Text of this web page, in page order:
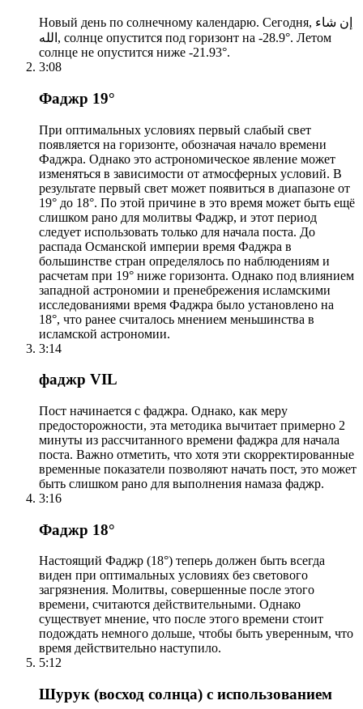
Новый день по солнечному календарю. Сегодня, إن شاء
الله, солнце опустится под горизонт на -28.9°. Летом
солнце не опустится ниже -21.93°.
3:08
Фаджр 19°
При оптимальных условиях первый слабый свет
появляется на горизонте, обозначая начало времени
Фаджра. Однако это астрономическое явление может
изменяться в зависимости от атмосферных условий. В
результате первый свет может появиться в диапазоне от
19° до 18°. По этой причине в это время может быть ещё
слишком рано для молитвы Фаджр, и этот период
следует использовать только для начала поста. До
распада Османской империи время Фаджра в
большинстве стран определялось по наблюдениям и
расчетам при 19° ниже горизонта. Однако под влиянием
западной астрономии и пренебрежения исламскими
исследованиями время Фаджра было установлено на
18°, что ранее считалось мнением меньшинства в
исламской астрономии.
3:14
фаджр VIL
Пост начинается с фаджра. Однако, как меру
предосторожности, эта методика вычитает примерно 2
минуты из рассчитанного времени фаджра для начала
поста. Важно отметить, что хотя эти скорректированные
временные показатели позволяют начать пост, это может
быть слишком рано для выполнения намаза фаджр.
3:16
Фаджр 18°
Настоящий Фаджр (18°) теперь должен быть всегда
виден при оптимальных условиях без светового
загрязнения. Молитвы, совершенные после этого
времени, считаются действительными. Однако
существует мнение, что после этого времени стоит
подождать немного дольше, чтобы быть уверенным, что
время действительно наступило.
5:12
Шурук (восход солнца) с использованием